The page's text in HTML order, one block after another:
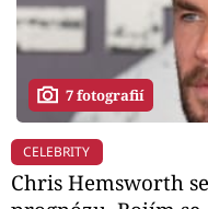
7 fotografií
CELEBRITY
Chris Hemsworth